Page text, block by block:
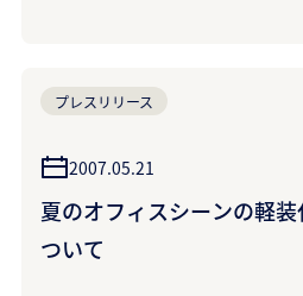
プレスリリース
2007.05.21
夏のオフィスシーンの軽
ついて